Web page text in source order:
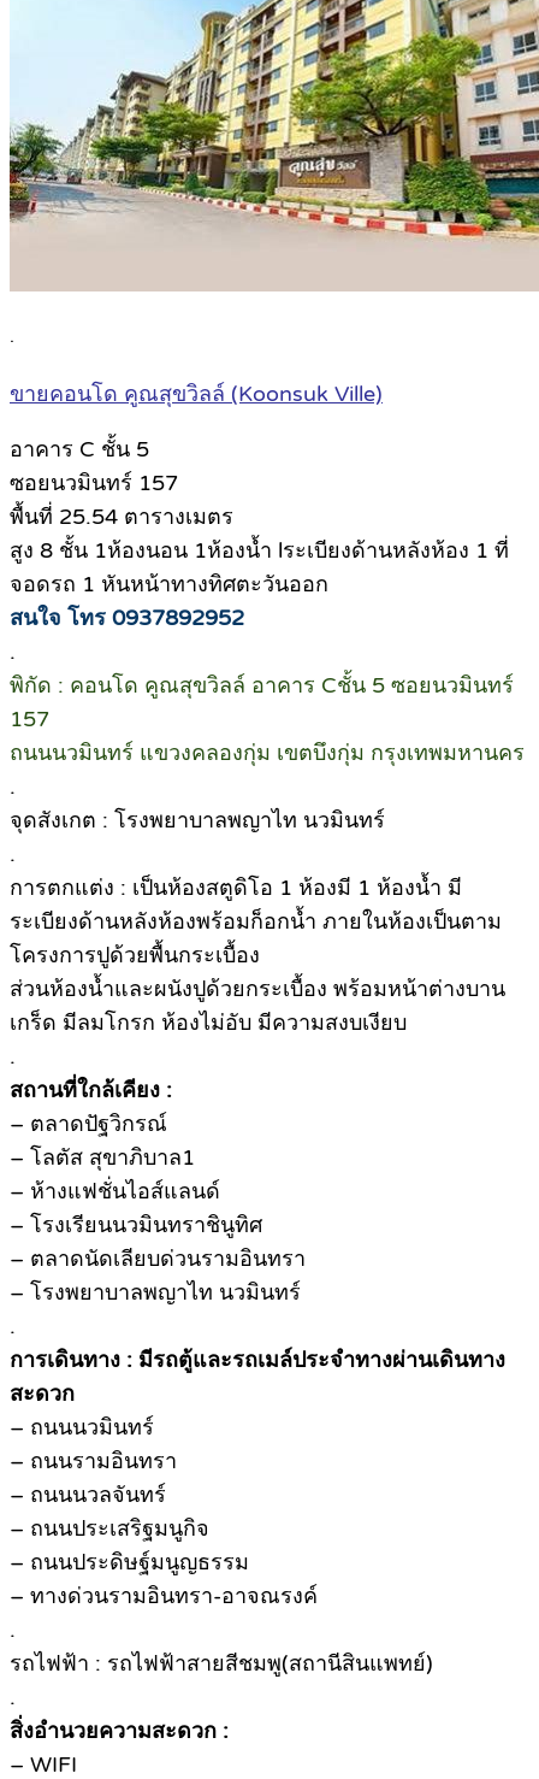
.
ขายคอนโด คูณสุขวิลล์ (Koonsuk Ville)
อาคาร C ชั้น 5
ซอยนวมินทร์ 157
พื้นที่ 25.54 ตารางเมตร
สูง 8 ชั้น 1ห้องนอน 1ห้องน้ำ lระเบียงด้านหลังห้อง 1 ที่
จอดรถ 1 หันหน้าทางทิศตะวันออก
สนใจ โทร 0937892952
.
พิกัด : คอนโด คูณสุขวิลล์ อาคาร Cชั้น 5 ซอยนวมินทร์
157
ถนนนวมินทร์ แขวงคลองกุ่ม เขตบึงกุ่ม กรุงเทพมหานคร
.
จุดสังเกต : โรงพยาบาลพญาไท นวมินทร์
.
การตกแต่ง : เป็นห้องสตูดิโอ 1 ห้องมี 1 ห้องน้ำ มี
ระเบียงด้านหลังห้องพร้อมก็อกน้ำ ภายในห้องเป็นตาม
โครงการปูด้วยพื้นกระเบื้อง
ส่วนห้องน้ำและผนังปูด้วยกระเบื้อง พร้อมหน้าต่างบาน
เกร็ด มีลมโกรก ห้องไม่อับ มีความสงบเงียบ
.
สถานที่ใกล้เคียง :
– ตลาดปัฐวิกรณ์
– โลตัส สุขาภิบาล1
– ห้างแฟชั่นไอส์แลนด์
– โรงเรียนนวมินทราชินูทิศ
– ตลาดนัดเลียบด่วนรามอินทรา
– โรงพยาบาลพญาไท นวมินทร์
.
การเดินทาง : มีรถตู้และรถเมล์ประจำทางผ่านเดินทาง
สะดวก
– ถนนนวมินทร์
– ถนนรามอินทรา
– ถนนนวลจันทร์
– ถนนประเสริฐมนูกิจ
– ถนนประดิษฐ์มนูญธรรม
– ทางด่วนรามอินทรา-อาจณรงค์
.
รถไฟฟ้า : รถไฟฟ้าสายสีชมพู(สถานีสินแพทย์)
.
สิ่งอำนวยความสะดวก :
– WIFI